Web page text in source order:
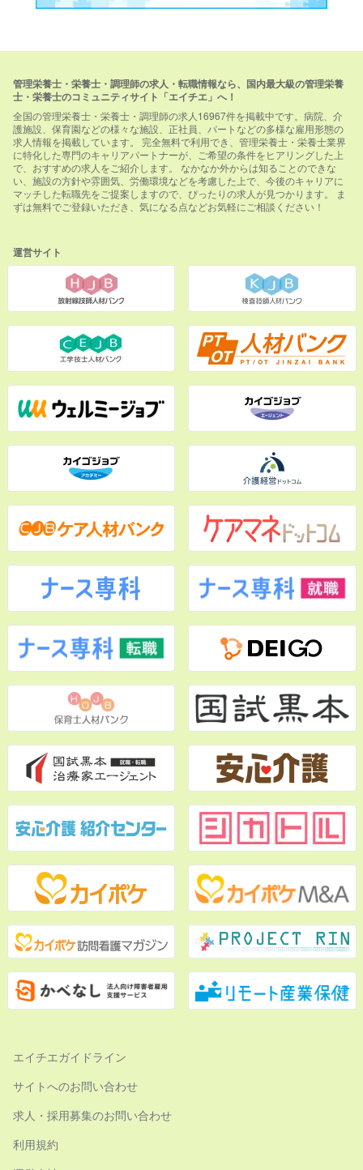
管理栄養士・栄養士・調理師の求人・転職情報なら、国内最大級の管理栄養
士・栄養士のコミュニティサイト「エイチエ」へ！
全国の管理栄養士・栄養士・調理師の求人16967件を掲載中です。病院、介
護施設、保育園などの様々な施設、正社員、パートなどの多様な雇用形態の
求人情報を掲載しています。 完全無料で利用でき、管理栄養士・栄養士業界
に特化した専門のキャリアパートナーが、ご希望の条件をヒアリングした上
で、おすすめの求人をご紹介します。 なかなか外からは知ることのできな
い、施設の方針や雰囲気、労働環境などを考慮した上で、今後のキャリアに
マッチした転職先をご提案しますので、ぴったりの求人が見つかります。 ま
ずは無料でご登録いただき、気になる点などお気軽にご相談ください！
運営サイト
エイチエガイドライン
サイトへのお問い合わせ
求人・採用募集のお問い合わせ
利用規約